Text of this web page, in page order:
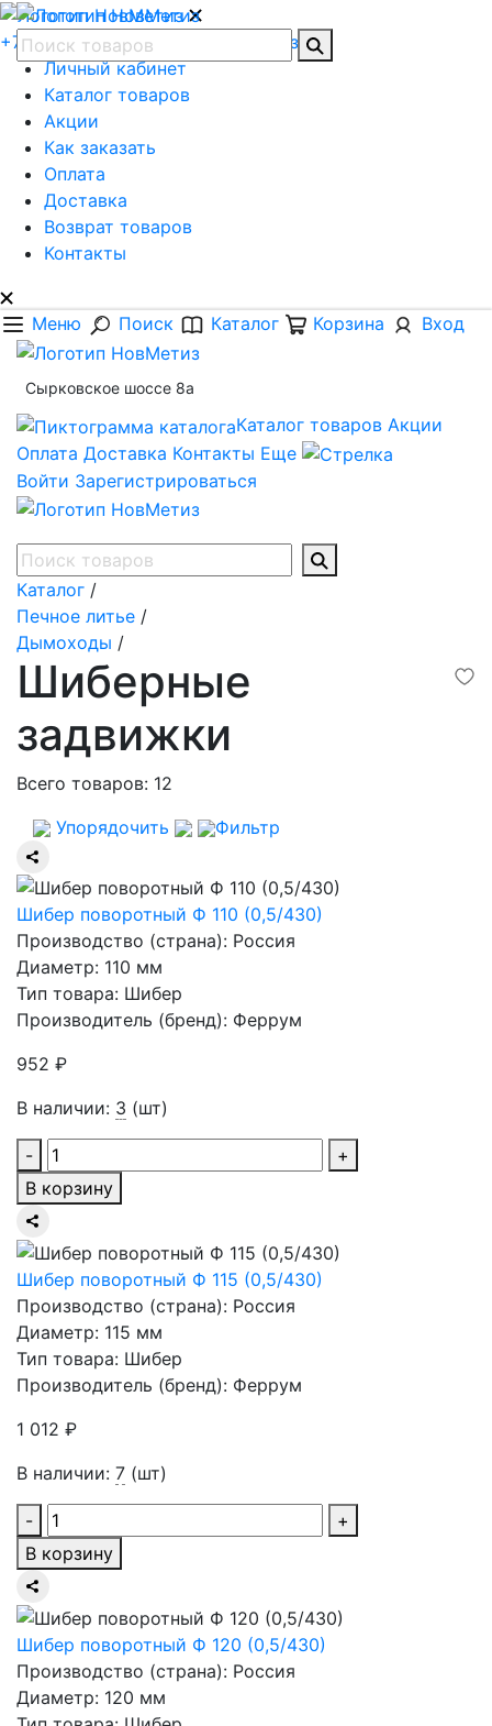
+7 (8162) 62-78-56
Обратная связь
Личный кабинет
Каталог товаров
Акции
Как заказать
Оплата
Доставка
Возврат товаров
Контакты
Меню Поиск Каталог Корзина Вход
Сырковское шоссе 8а
Каталог товаров Акции
Оплата Доставка Контакты Еще
Войти Зарегистрироваться
Каталог /
Печное литье /
Дымоходы /
Шиберные
задвижки
Всего товаров: 12
Упорядочить
Фильтр
Шибер поворотный Ф 110 (0,5/430)
Производство (страна): Россия
Диаметр: 110 мм
Тип товара: Шибер
Производитель (бренд): Феррум
952 ₽
В наличии: 3 (шт)
-
+
В корзину
Шибер поворотный Ф 115 (0,5/430)
Производство (страна): Россия
Диаметр: 115 мм
Тип товара: Шибер
Производитель (бренд): Феррум
1 012 ₽
В наличии: 7 (шт)
-
+
В корзину
Шибер поворотный Ф 120 (0,5/430)
Производство (страна): Россия
Диаметр: 120 мм